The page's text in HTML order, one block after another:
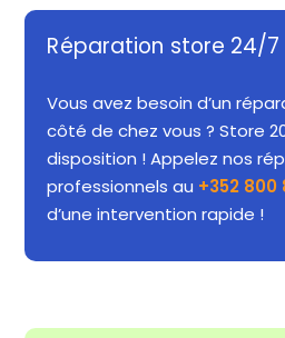
Réparation store 24/7
Vous avez besoin d’un
côté de chez vous ? Store
disposition ! Appelez nos
professionnels au +352 800
d’une intervention rapide !